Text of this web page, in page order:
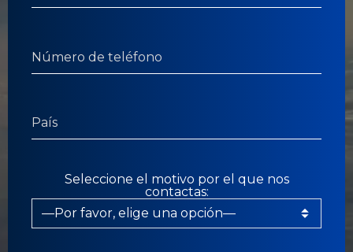
Seleccione el motivo por el que nos
contactas: